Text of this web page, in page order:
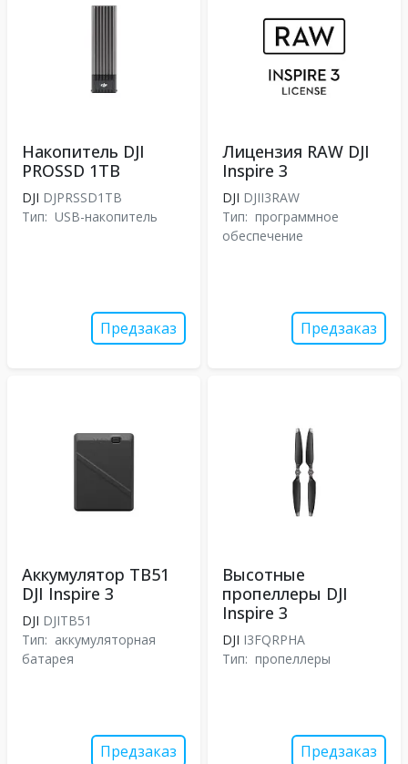
Накопитель DJI
PROSSD 1TB
DJI DJPRSSD1TB
Тип: USB-накопитель
Предзаказ
Лицензия RAW DJI
Inspire 3
DJI DJII3RAW
Тип: программное
обеспечение
Предзаказ
Аккумулятор TB51
DJI Inspire 3
DJI DJITB51
Тип: аккумуляторная
батарея
Предзаказ
Высотные
пропеллеры DJI
Inspire 3
DJI I3FQRPHA
Тип: пропеллеры
Предзаказ